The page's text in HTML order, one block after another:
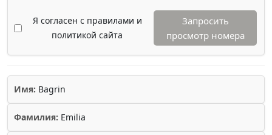
Я согласен с правилами и
политикой сайта
Запросить
просмотр номера
Имя: Bagrin
Фамилия: Emilia